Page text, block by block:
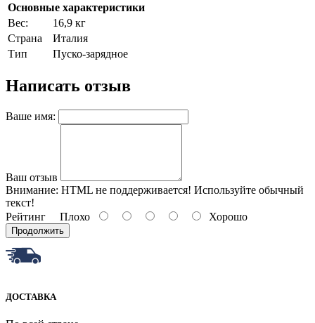
Основные характеристики
Bec:
16,9 кг
Страна
Италия
Тип
Пуско-зарядное
Написать отзыв
Ваше имя:
Ваш отзыв
Внимание: HTML не поддерживается! Используйте обычный
текст!
Рейтинг Плохо Хорошо
Продолжить
ДОСТАВКА